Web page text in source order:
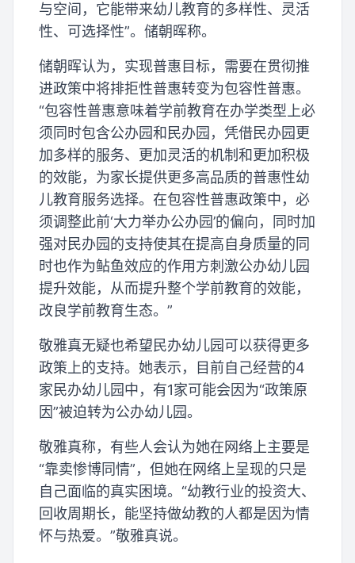
与空间，它能带来幼儿教育的多样性、灵活
性、可选择性”。储朝晖称。
储朝晖认为，实现普惠目标，需要在贯彻推
进政策中将排拒性普惠转变为包容性普惠。
“包容性普惠意味着学前教育在办学类型上必
须同时包含公办园和民办园，凭借民办园更
加多样的服务、更加灵活的机制和更加积极
的效能，为家长提供更多高品质的普惠性幼
儿教育服务选择。在包容性普惠政策中，必
须调整此前‘大力举办公办园’的偏向，同时加
强对民办园的支持使其在提高自身质量的同
时也作为鲇鱼效应的作用方刺激公办幼儿园
提升效能，从而提升整个学前教育的效能，
改良学前教育生态。”
敬雅真无疑也希望民办幼儿园可以获得更多
政策上的支持。她表示，目前自己经营的4
家民办幼儿园中，有1家可能会因为“政策原
因”被迫转为公办幼儿园。
敬雅真称，有些人会认为她在网络上主要是
“靠卖惨博同情”，但她在网络上呈现的只是
自己面临的真实困境。“幼教行业的投资大、
回收周期长，能坚持做幼教的人都是因为情
怀与热爱。”敬雅真说。